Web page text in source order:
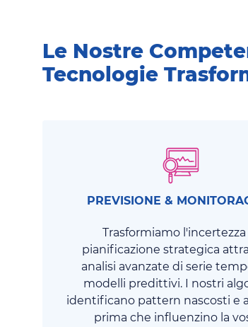
Le Nostre
Tecnologie
PREVISIONE &
Trasformiamo l'incertezza
pianificazione strategica
analisi avanzate di serie
modelli predittivi. I nostri
identificano pattern nascosti e
prima che influenzino la